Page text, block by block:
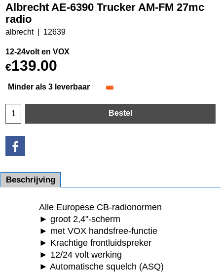
Albrecht AE-6390 Trucker AM-FM 27mc
radio
albrecht 12639
12-24volt en VOX
€139.00
Minder als 3 leverbaar
Bestel
Beschrijving
Alle Europese CB-radionormen
► groot 2,4"-scherm
► met VOX handsfree-functie
► Krachtige frontluidspreker
► 12/24 volt werking
► Automatische squelch (ASQ)